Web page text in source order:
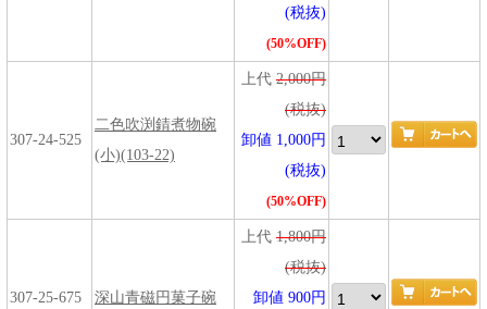
(税抜)
(50%OFF)
307-24-525
二色吹渕錆煮物碗
(小)(103-22)
上代 2,000円
(税抜)
卸値 1,000円
(税抜)
(50%OFF)
307-25-675 深山青磁円菓子碗
上代 1,800円
(税抜)
卸値 900円